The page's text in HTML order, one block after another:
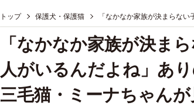
トップ 保護犬・保護猫 「なかなか家族が決まらな
「なかなか家族が決ま
人がいるんだよね」あ
三毛猫・ミーナちゃん